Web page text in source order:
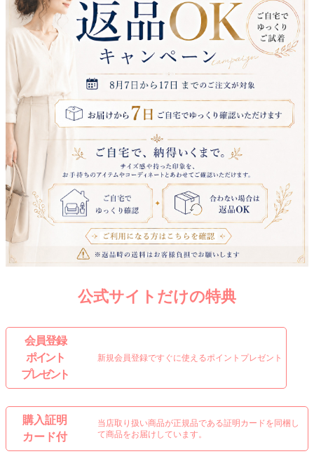
公式サイトだけの特典
会 員 登 録
ポイント
プレゼント
新規会員登録ですぐに使えるポイントプレゼント
購入証明
カード付
当店取り扱い商品が正規品である証明カードを同梱し
て商品をお届けしています。